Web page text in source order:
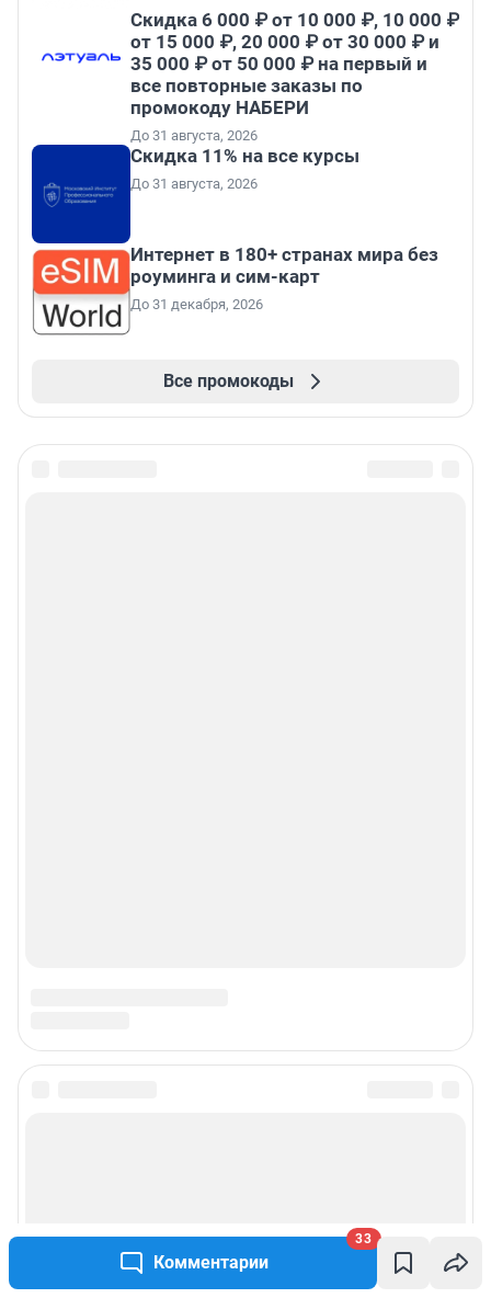
Комментарии
33
Скидка 6 000 ₽ от 10 000 ₽, 10 000 ₽
от 15 000 ₽, 20 000 ₽ от 30 000 ₽ и
35 000 ₽ от 50 000 ₽ на первый и
все повторные заказы по
промокоду НАБЕРИ
До 31 августа, 2026
Скидка 11% на все курсы
До 31 августа, 2026
Интернет в 180+ странах мира без
роуминга и сим-карт
До 31 декабря, 2026
Все промокоды